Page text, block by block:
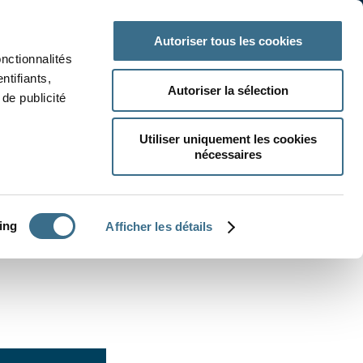
publicité
Afficher les détails
Autoriser tous les cookies
Autoriser la sélection
Utiliser uniquement les cookies
nécessaires